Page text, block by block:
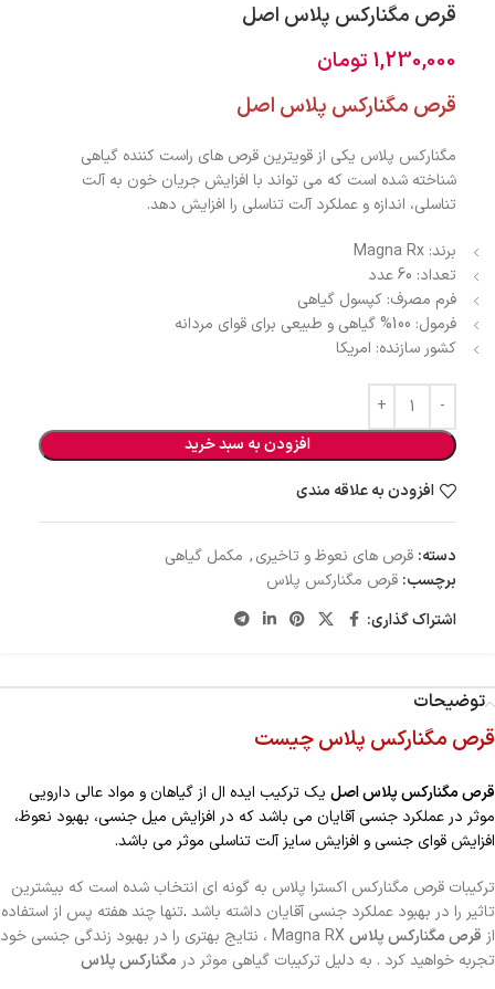
قرص مگنارکس پلاس اصل
1,230,000 تومان
قرص مگنارکس پلاس اصل
مگنارکس پلاس یکی از قویترین قرص های راست کننده گیاهی
شناخته شده است که می تواند با افزایش جریان خون به آلت
تناسلی، اندازه و عملکرد آلت تناسلی را افزایش دهد.
برند: Magna Rx
تعداد: 60 عدد
فرم مصرف: کپسول گیاهی
فرمول: 100% گیاهی و طبیعی برای قوای مردانه
کشور سازنده: امریکا
افزودن به سبد خرید
افزودن به علاقه مندی
دسته: قرص های نعوظ و تاخیری, مکمل گیاهی
برچسب: قرص مگنارکس پلاس
اشتراک گذاری:
توضیحات
قرص مگنارکس پلاس چیست
قرص مگنارکس پلاس اصل یک ترکیب ایده ال از گیاهان و مواد عالی دارویی
موثر در عملکرد جنسی آقایان می باشد که در افزایش میل جنسی، بهبود نعوظ،
افزایش قوای جنسی و افزایش سایز آلت تناسلی موثر می باشد.
ترکیبات قرص مگنارکس اکسترا پلاس به گونه ای انتخاب شده است که بیشترین
تاثیر را در بهبود عملکرد جنسی آقایان داشته باشد .تنها چند هفته پس از استفاده
از قرص مگنارکس پلاس
Magna RX ، نتایج بهتری را در بهبود زندگی جنسی خود
تجربه خواهید کرد . به دلیل ترکیبات گیاهی موثر در مگنارکس پلاس